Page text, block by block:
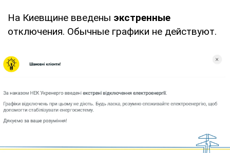
На Киевщине введены экстренные
отключения. Обычные графики не действуют.